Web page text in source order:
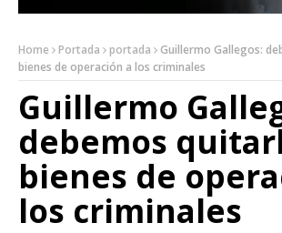
Home Portada portada
Guillermo Gallegos:
bienes de operación a los criminales
Guillermo
debemos
bienes de
los criminales